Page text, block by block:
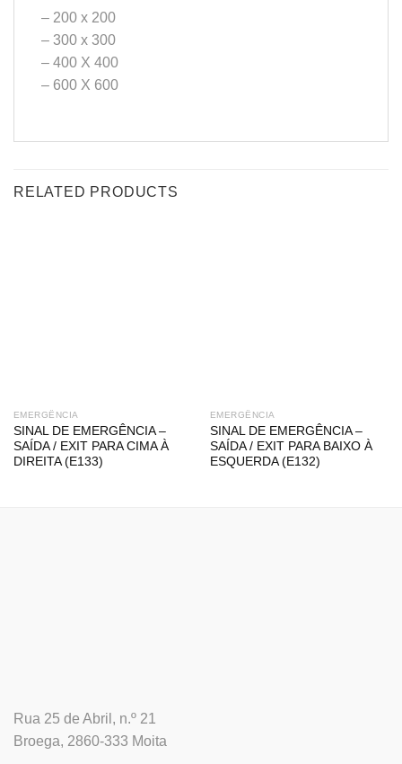
– 200 x 200
– 300 x 300
– 400 X 400
– 600 X 600
RELATED PRODUCTS
EMERGÊNCIA
SINAL DE EMERGÊNCIA –
SAÍDA / EXIT PARA CIMA À
DIREITA (E133)
EMERGÊNCIA
SINAL DE EMERGÊNCIA –
SAÍDA / EXIT PARA BAIXO À
ESQUERDA (E132)
Rua 25 de Abril, n.º 21
Broega, 2860-333 Moita